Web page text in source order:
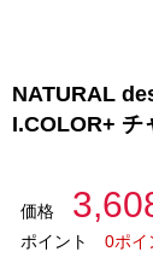
NATURAL
I.COLOR+ チ
価格
ポイント
0ポイ